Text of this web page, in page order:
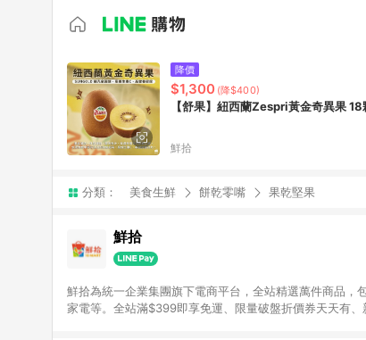
降價
$1,300 (降$400)
【舒果】紐西蘭Zespri黃金奇異果
鮮拾
分類： 美食生鮮 餅乾零嘴 果乾堅果
鮮拾
鮮拾為統一企業集團旗下電商平台，全站精選萬件商品
家電等。全站滿$399即享免運、限量破盤折價券天天有